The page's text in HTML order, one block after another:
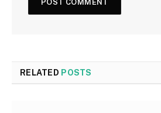
RELATED POSTS